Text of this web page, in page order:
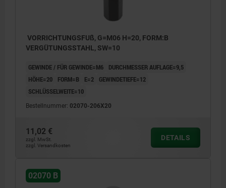
VORRICHTUNGSFUß, G=M06 H=20, FORM:B
VERGÜTUNGSSTAHL, SW=10
GEWINDE / FÜR GEWINDE=M6
DURCHMESSER AUFLAGE=9,5
HÖHE=20
FORM=B E=2
GEWINDETIEFE=12
SCHLÜSSELWEITE=10
Bestellnummer: 02070-206X20
11,02 €
zzgl. MwSt.
zzgl. Versandkosten
DETAILS
02070 B